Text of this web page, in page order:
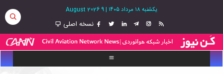
یکشنبه ۱۸ مرداد ۱۴۰۵ |
9 August 2026
نسخه اصلی